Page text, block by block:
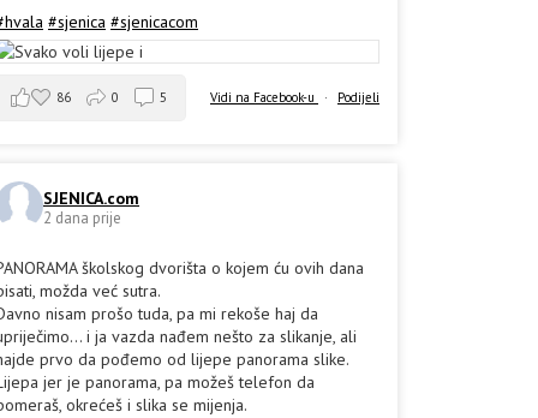
#sjenica #sjenicacom
Vidi na Facebook-u · Podijeli
86 0 5
SJENICA.com
2 dana prije
školskog dvorišta o kojem ću ovih dana
možda već sutra.
nisam prošo tuda, pa mi rekoše haj da
i ja vazda nađem nešto za slikanje, ali
prvo da pođemo od lijepe panorama slike.
jer je panorama, pa možeš telefon da
okrećeš i slika se mijenja.